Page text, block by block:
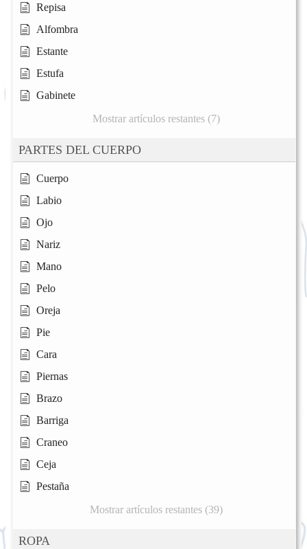
Repisa
Alfombra
Estante
Estufa
Gabinete
Mostrar artículos restantes (7)
PARTES DEL CUERPO
Cuerpo
Labio
Ojo
Nariz
Mano
Pelo
Oreja
Pie
Cara
Piernas
Brazo
Barriga
Craneo
Ceja
Pestaña
Mostrar artículos restantes (39)
ROPA